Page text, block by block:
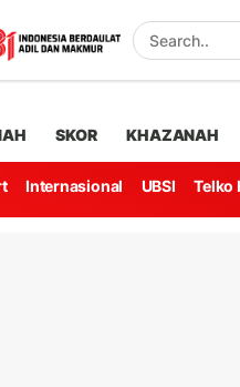
SKOR KHAZANAH
Internasional UBSI Telko